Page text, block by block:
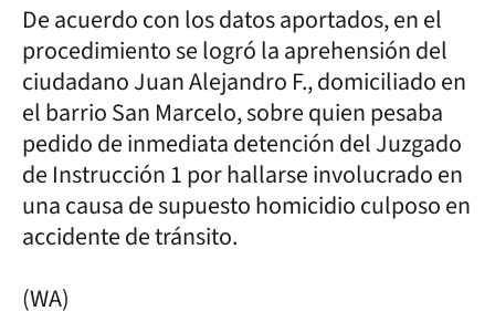
De acuerdo con los datos aportados, en el
procedimiento se logró la aprehensión del
ciudadano Juan Alejandro F., domiciliado en
el barrio San Marcelo, sobre quien pesaba
pedido de inmediata detención del Juzgado
de Instrucción 1 por hallarse involucrado en
una causa de supuesto homicidio culposo en
accidente de tránsito.
(WA)